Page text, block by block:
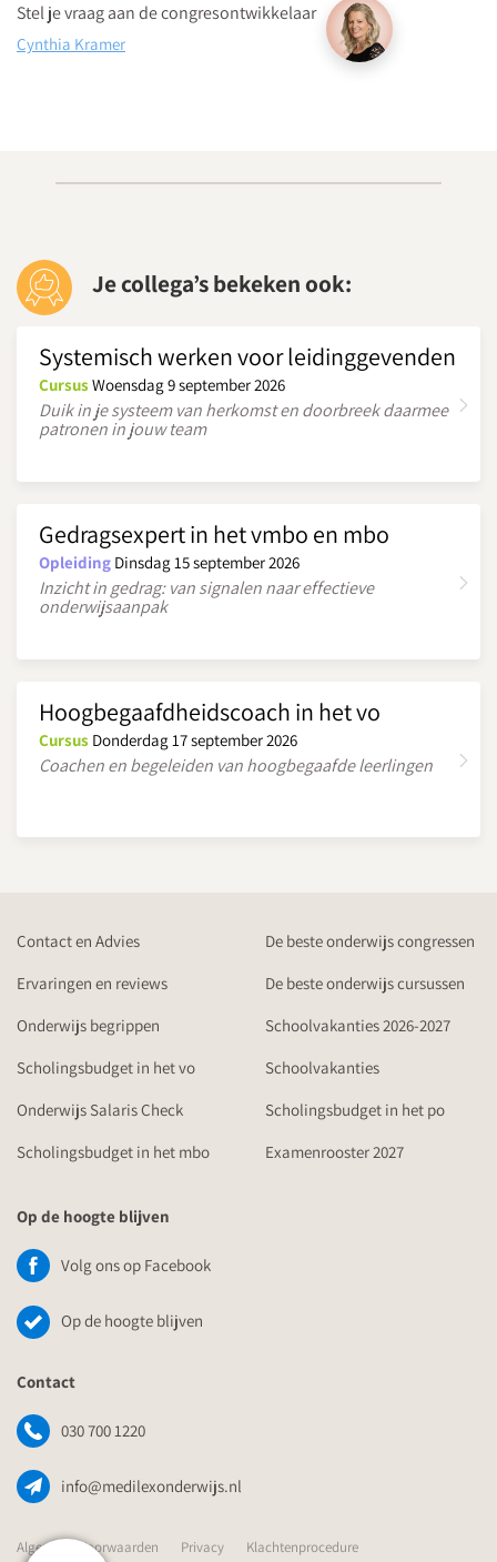
Op parkeerniveau 14 heeft u rechtstreekse doorgang naar La
Vie.
Download routebeschrijving
Stel je vraag aan de congresontwikkelaar
Cynthia Kramer
Je collega’s bekeken ook:
Systemisch werken voor leidinggevenden
CursusWoensdag 9 september 2026
Duik in je systeem van herkomst en doorbreek daarmee
patronen in jouw team
Gedragsexpert in het vmbo en mbo
Opleiding Dinsdag 15 september 2026
Inzicht in gedrag: van signalen naar effectieve
onderwijsaanpak
Hoogbegaafdheidscoach in het vo
Cursus Donderdag 17 september 2026
Coachen en begeleiden van hoogbegaafde leerlingen
Contact en Advies
De beste onderwijs congressen
Ervaringen en reviews
De beste onderwijs cursussen
Onderwijs begrippen
Schoolvakanties 2026-2027
Scholingsbudget in het vo
Schoolvakanties
Onderwijs Salaris Check
Scholingsbudget in het po
Scholingsbudget in het mbo
Examenrooster 2027
Op de hoogte blijven
Volg ons op Facebook
Op de hoogte blijven
Contact
030 700 1220
info@medilexonderwijs.nl
Algemene Voorwaarden Privacy Klachtenprocedure